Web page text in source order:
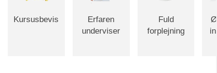
Kursusbevis
Erfaren
underviser
Fuld
forplejning